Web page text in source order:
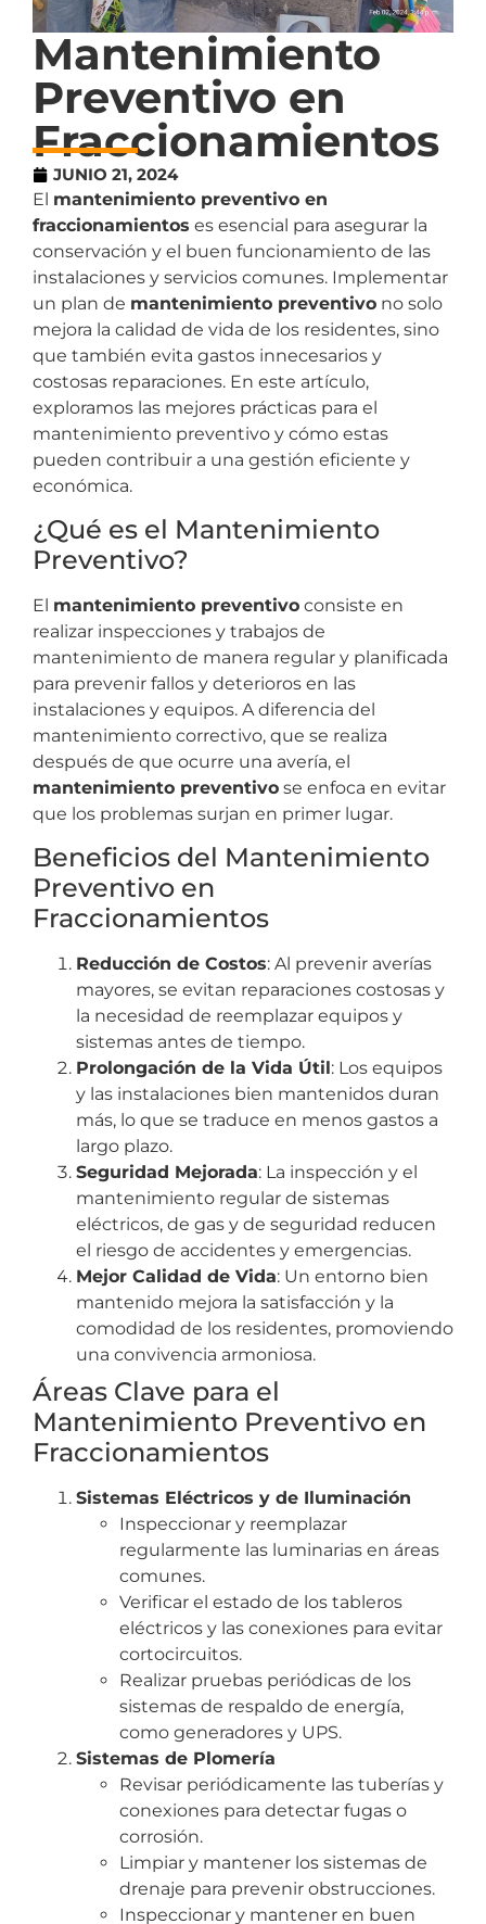
Mantenimiento
Preventivo en
Fraccionamientos
JUNIO 21, 2024
El mantenimiento preventivo en
fraccionamientos es esencial para asegurar la
conservación y el buen funcionamiento de las
instalaciones y servicios comunes. Implementar
un plan de mantenimiento preventivo no solo
mejora la calidad de vida de los residentes, sino
que también evita gastos innecesarios y
costosas reparaciones. En este artículo,
exploramos las mejores prácticas para el
mantenimiento preventivo y cómo estas
pueden contribuir a una gestión eficiente y
económica.
¿Qué es el Mantenimiento
Preventivo?
El mantenimiento preventivo consiste en
realizar inspecciones y trabajos de
mantenimiento de manera regular y planificada
para prevenir fallos y deterioros en las
instalaciones y equipos. A diferencia del
mantenimiento correctivo, que se realiza
después de que ocurre una avería, el
mantenimiento preventivo se enfoca en evitar
que los problemas surjan en primer lugar.
Beneficios del Mantenimiento
Preventivo en
Fraccionamientos
Reducción de Costos: Al prevenir averías
mayores, se evitan reparaciones costosas y
la necesidad de reemplazar equipos y
sistemas antes de tiempo.
Prolongación de la Vida Útil: Los equipos
y las instalaciones bien mantenidos duran
más, lo que se traduce en menos gastos a
largo plazo.
Seguridad Mejorada: La inspección y el
mantenimiento regular de sistemas
eléctricos, de gas y de seguridad reducen
el riesgo de accidentes y emergencias.
Mejor Calidad de Vida: Un entorno bien
mantenido mejora la satisfacción y la
comodidad de los residentes, promoviendo
una convivencia armoniosa.
Áreas Clave para el
Mantenimiento Preventivo en
Fraccionamientos
Sistemas Eléctricos y de Iluminación
Inspeccionar y reemplazar
regularmente las luminarias en áreas
comunes.
Verificar el estado de los tableros
eléctricos y las conexiones para evitar
cortocircuitos.
Realizar pruebas periódicas de los
sistemas de respaldo de energía,
como generadores y UPS.
Sistemas de Plomería
Revisar periódicamente las tuberías y
conexiones para detectar fugas o
corrosión.
Limpiar y mantener los sistemas de
drenaje para prevenir obstrucciones.
Inspeccionar y mantener en buen